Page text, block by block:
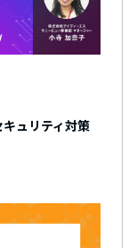
キュリティ対策